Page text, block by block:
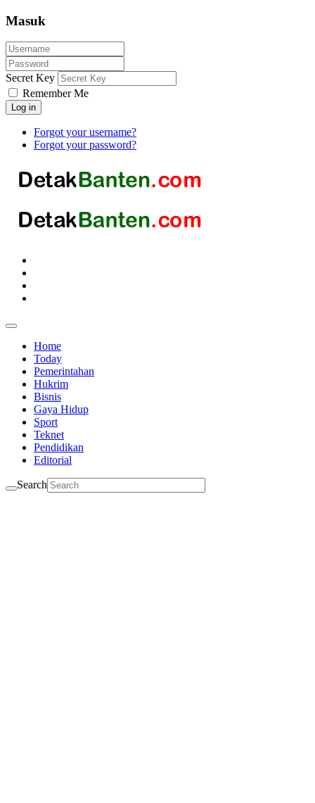
Masuk
Secret Key
Remember Me
Log in
Forgot your username?
Forgot your password?
Home
Today
Pemerintahan
Hukrim
Bisnis
Gaya Hidup
Sport
Teknet
Pendidikan
Editorial
Search